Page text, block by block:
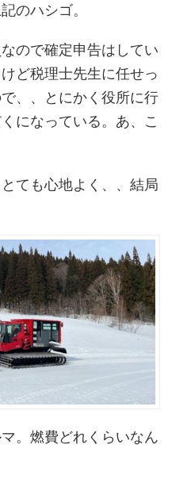
のハシゴ。
ので確定申告はしてい
ど税理士先生に任せっ
、、とにかく役所に行
になっている。あ、こ
ても心地よく、、結局
。燃費どれくらいなん